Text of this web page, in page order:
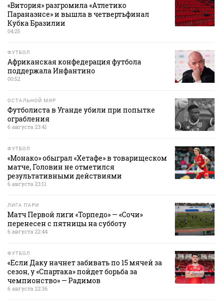
«Витория» разгромила «Атлетико
Паранаэнсе» и вышла в четвертьфинал
Кубка Бразилии
04:25
ФУТБОЛ
Африканская конфедерация футбола
поддержала Инфантино
00:52
ОСТАЛЬНОЙ МИР
Футболиста в Уганде убили при попытке
ограбления
6 августа 23:41
ФУТБОЛ
«Монако» обыграл «Хетафе» в товарищеском
матче, Головин не отметился
результативными действиями
6 августа 23:11
ЛИГА ПАРИ
Матч Первой лиги «Торпедо» — «Сочи»
перенесен с пятницы на субботу
6 августа 22:44
ФУТБОЛ
«Если Даку начнет забивать по 15 мячей за
сезон, у «Спартака» пойдет борьба за
чемпионство» — Радимов
6 августа 22:36